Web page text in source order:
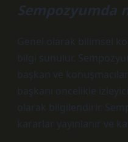
Sempozyumda
Genel olarak bilimsel
bilgi sunulur.
başkan ve
başkanı öncelikle
olarak bilgilendirir.
kararlar yayınlanır ve